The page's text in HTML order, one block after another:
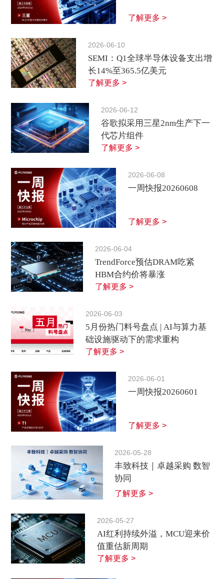
了解更多 >
2026-06-10
SEMI：Q1全球半导体设备支出增
长14%至365.5亿美元
了解更多 >
2026-06-12
谷歌拟采用三星2nm生产下一
代芯片组件
了解更多 >
2026-06-08
一周快报20260608
了解更多 >
2026-06-04
TrendForce预估DRAM吃紧
HBM合约价将暴涨
了解更多 >
2026-06-03
5月份热门料号盘点 | AI与算力基
础设施驱动下的需求重构
了解更多 >
2026-06-01
一周快报20260601
了解更多 >
2026-05-28
丰致科技｜卓越采购 数智
协同
了解更多 >
2026-05-27
AI红利持续外溢，MCU迎来价
值重估新周期
了解更多 >